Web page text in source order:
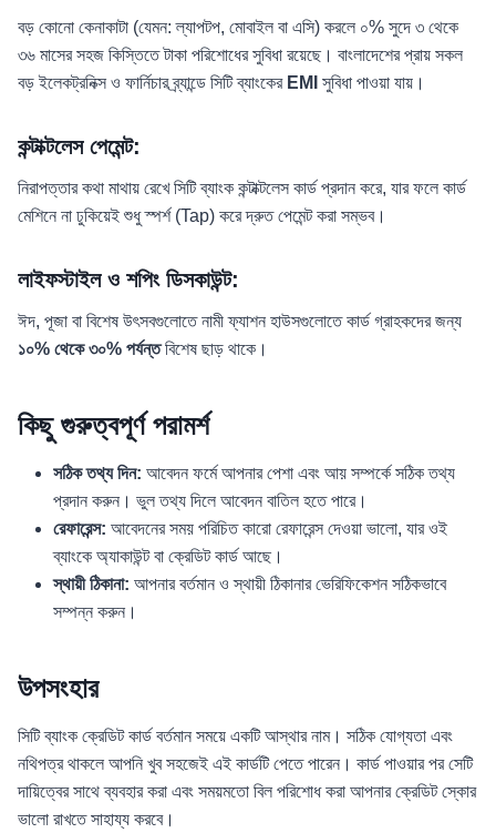
বড় কোনো কেনাকাটা (যেমন: ল্যাপটপ, মোবাইল বা এসি) করলে ০% সুদে ৩ থেকে
৩৬ মাসের সহজ কিস্তিতে টাকা পরিশোধের সুবিধা রয়েছে। বাংলাদেশের প্রায় সকল
বড় ইলেকট্রনিক্স ও ফার্নিচার ব্র্যান্ডে সিটি ব্যাংকের EMI সুবিধা পাওয়া যায়।
কন্টাক্টলেস পেমেন্ট:
নিরাপত্তার কথা মাথায় রেখে সিটি ব্যাংক কন্টাক্টলেস কার্ড প্রদান করে, যার ফলে কার্ড
মেশিনে না ঢুকিয়েই শুধু স্পর্শ (Tap) করে দ্রুত পেমেন্ট করা সম্ভব।
লাইফস্টাইল ও শপিং ডিসকাউন্ট:
ঈদ, পূজা বা বিশেষ উৎসবগুলোতে নামী ফ্যাশন হাউসগুলোতে কার্ড গ্রাহকদের জন্য
১০% থেকে ৩০% পর্যন্তবিশেষ ছাড় থাকে।
কিছু গুরুত্বপূর্ণ পরামর্শ
সঠিক তথ্য দিন: আবেদন ফর্মে আপনার পেশা এবং আয় সম্পর্কে সঠিক তথ্য
প্রদান করুন। ভুল তথ্য দিলে আবেদন বাতিল হতে পারে।
রেফারেন্স: আবেদনের সময় পরিচিত কারো রেফারেন্স দেওয়া ভালো, যার ওই
ব্যাংকে অ্যাকাউন্ট বা ক্রেডিট কার্ড আছে।
স্থায়ী ঠিকানা: আপনার বর্তমান ও স্থায়ী ঠিকানার ভেরিফিকেশন সঠিকভাবে
সম্পন্ন করুন।
উপসংহার
সিটি ব্যাংক ক্রেডিট কার্ড বর্তমান সময়ে একটি আস্থার নাম। সঠিক যোগ্যতা এবং
নথিপত্র থাকলে আপনি খুব সহজেই এই কার্ডটি পেতে পারেন। কার্ড পাওয়ার পর সেটি
দায়িত্বের সাথে ব্যবহার করা এবং সময়মতো বিল পরিশোধ করা আপনার ক্রেডিট স্কোর
ভালো রাখতে সাহায্য করবে।